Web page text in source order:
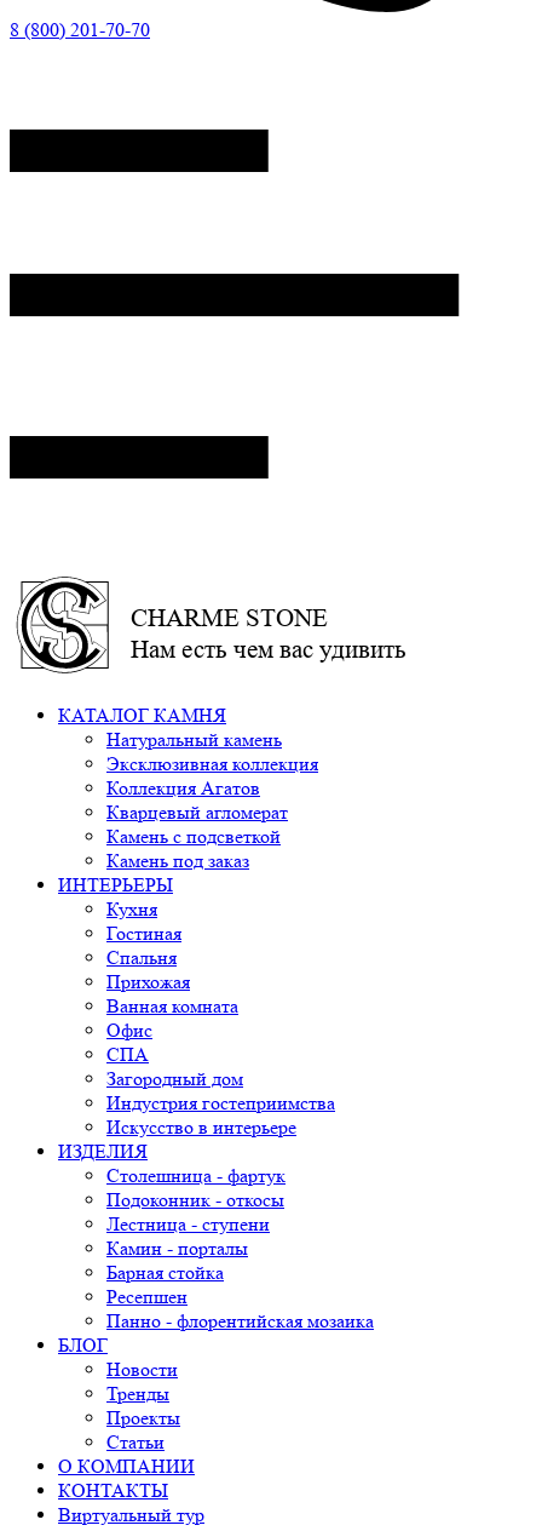
8 (800) 201-70-70
CHARME STONE
Нам есть чем вас удивить
КАТАЛОГ КАМНЯ
Натуральный камень
Эксклюзивная коллекция
Коллекция Агатов
Кварцевый агломерат
Камень с подсветкой
Камень под заказ
ИНТЕРЬЕРЫ
Кухня
Гостиная
Спальня
Прихожая
Ванная комната
Офис
СПА
Загородный дом
Индустрия гостеприимства
Искусство в интерьере
ИЗДЕЛИЯ
Столешница - фартук
Подоконник - откосы
Лестница - ступени
Камин - порталы
Барная стойка
Ресепшен
Панно - флорентийская мозаика
БЛОГ
Новости
Тренды
Проекты
Статьи
О КОМПАНИИ
КОНТАКТЫ
Виртуальный тур